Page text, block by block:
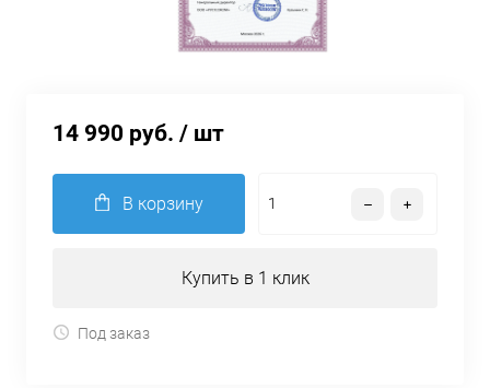
14 990 руб. / шт
В корзину
Купить в 1 клик
Под заказ